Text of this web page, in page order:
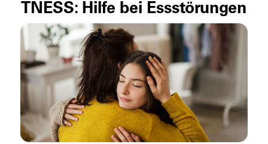
TNESS: Hilfe bei Essstörungen